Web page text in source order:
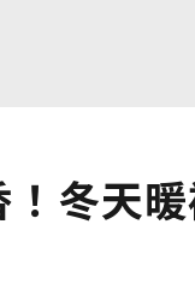
冬天